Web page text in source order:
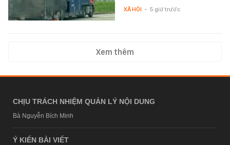
XÃ HỘI - 5 giờ trước
Xem thêm
CHỊU TRÁCH NHIỆM QUẢN LÝ NỘI DUNG
Bà Nguyễn Bích Minh
Ý KIẾN BÀI VIẾT